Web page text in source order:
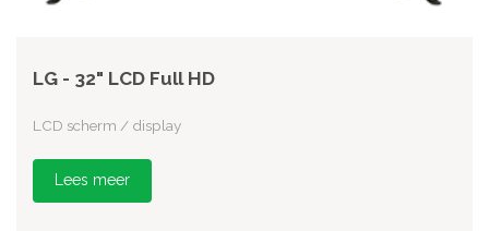
LG - 32" LCD Full HD
LCD scherm / display
Lees meer